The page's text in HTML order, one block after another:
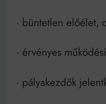
· büntetlen előélet,
· érvényes
· pályakezdők